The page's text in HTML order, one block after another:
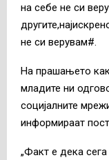
на себе не си
не си верувам#.
На прашањето
младите ни
социјалните
информираат
„Факт е дека